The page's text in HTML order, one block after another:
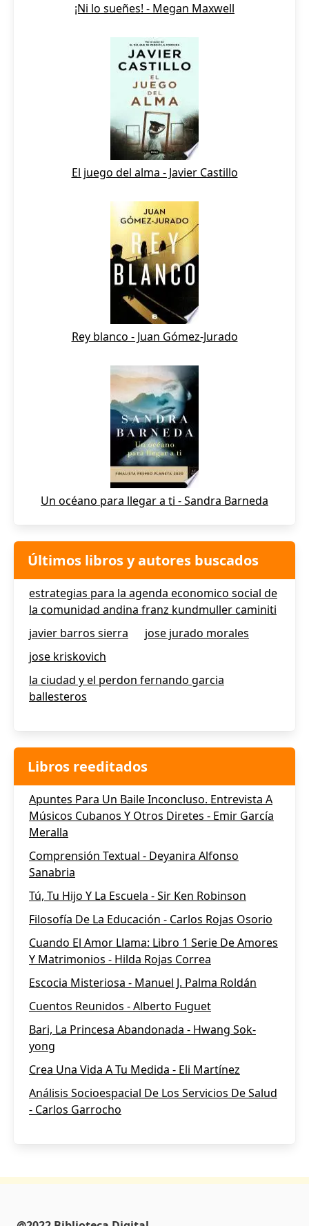
¡Ni lo sueñes! - Megan Maxwell
El juego del alma - Javier Castillo
Rey blanco - Juan Gómez-Jurado
Un océano para llegar a ti - Sandra Barneda
Últimos libros y autores buscados
estrategias para la agenda economico social de
la comunidad andina franz kundmuller caminiti
javier barros sierra
jose jurado morales
jose kriskovich
la ciudad y el perdon fernando garcia
ballesteros
Libros reeditados
Apuntes Para Un Baile Inconcluso. Entrevista A
Músicos Cubanos Y Otros Diretes - Emir García
Meralla
Comprensión Textual - Deyanira Alfonso
Sanabria
Tú, Tu Hijo Y La Escuela - Sir Ken Robinson
Filosofía De La Educación - Carlos Rojas Osorio
Cuando El Amor Llama: Libro 1 Serie De Amores
Y Matrimonios - Hilda Rojas Correa
Escocia Misteriosa - Manuel J. Palma Roldán
Cuentos Reunidos - Alberto Fuguet
Bari, La Princesa Abandonada - Hwang Sok-
yong
Crea Una Vida A Tu Medida - Eli Martínez
Análisis Socioespacial De Los Servicios De Salud
- Carlos Garrocho